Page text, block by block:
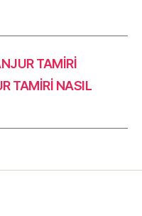
TAMİRİ
TAMİRİ NASIL